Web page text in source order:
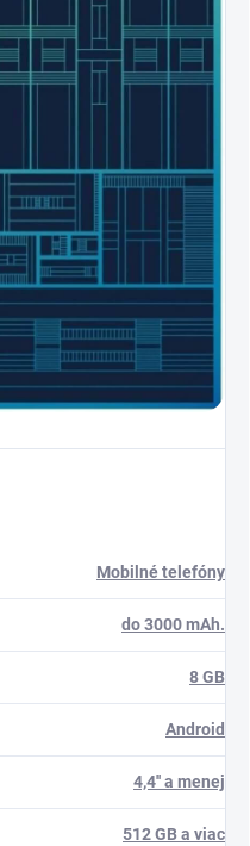
Mobilné telefóny
do 3000 mAh.
8 GB
Android
4,4'' a menej
512 GB a viac